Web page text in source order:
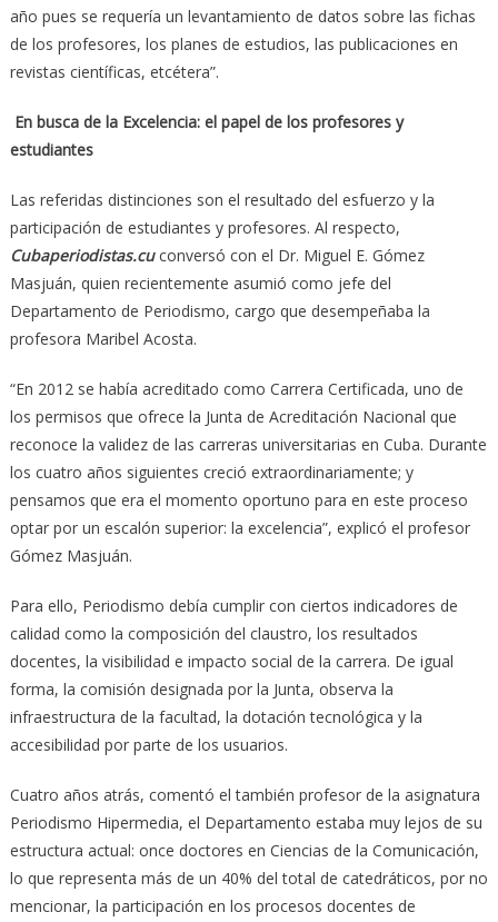
año pues se requería un levantamiento de datos sobre las fichas
de los profesores, los planes de estudios, las publicaciones en
revistas científicas, etcétera”.
En busca de la Excelencia: el papel de los profesores y
estudiantes
Las referidas distinciones son el resultado del esfuerzo y la
participación de estudiantes y profesores. Al respecto,
Cubaperiodistas.cuconversó con el Dr. Miguel E. Gómez
Masjuán, quien recientemente asumió como jefe del
Departamento de Periodismo, cargo que desempeñaba la
profesora Maribel Acosta.
“En 2012 se había acreditado como Carrera Certificada, uno de
los permisos que ofrece la Junta de Acreditación Nacional que
reconoce la validez de las carreras universitarias en Cuba. Durante
los cuatro años siguientes creció extraordinariamente; y
pensamos que era el momento oportuno para en este proceso
optar por un escalón superior: la excelencia”, explicó el profesor
Gómez Masjuán.
Para ello, Periodismo debía cumplir con ciertos indicadores de
calidad como la composición del claustro, los resultados
docentes, la visibilidad e impacto social de la carrera. De igual
forma, la comisión designada por la Junta, observa la
infraestructura de la facultad, la dotación tecnológica y la
accesibilidad por parte de los usuarios.
Cuatro años atrás, comentó el también profesor de la asignatura
Periodismo Hipermedia, el Departamento estaba muy lejos de su
estructura actual: once doctores en Ciencias de la Comunicación,
lo que representa más de un 40% del total de catedráticos, por no
mencionar, la participación en los procesos docentes de